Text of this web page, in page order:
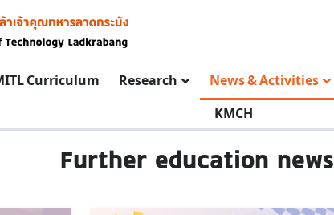
Curriculum Research News & Activities
KMCH
Further education news